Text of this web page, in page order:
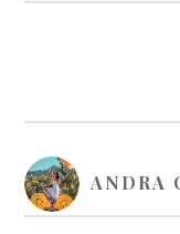
SIDEBAR
ANDRA